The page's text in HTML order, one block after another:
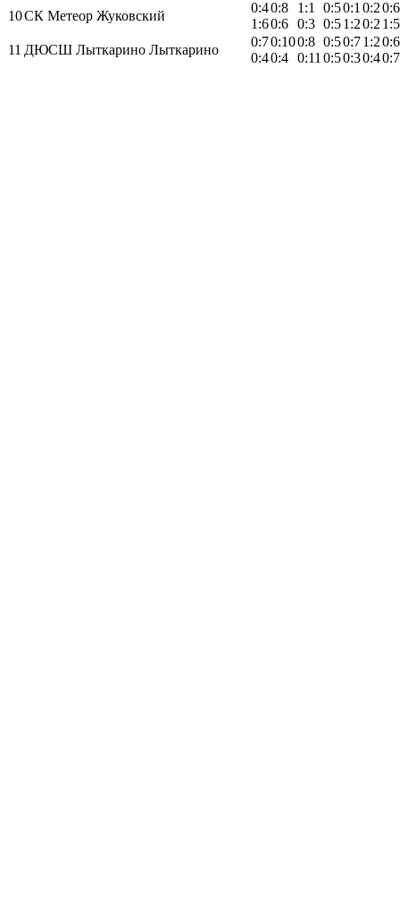
10СК Метеор Жуковский
0:4
1:6
0:8
0:6
1:1
0:3
0:5
0:5
0:1
1:2
0:2
0:2
0:6
1:5
11 ДЮСШ Лыткарино Лыткарино
0:7
0:4
0:10
0:4
0:8
0:11
0:5
0:5
0:7
0:3
1:2
0:4
0:6
0:7